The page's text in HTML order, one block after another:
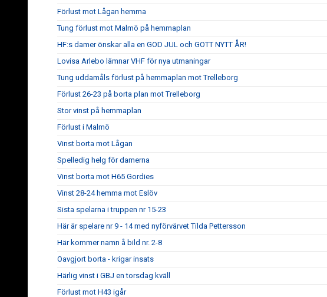
Förlust mot Lågan hemma
Tung förlust mot Malmö på hemmaplan
HF:s damer önskar alla en GOD JUL och GOTT NYTT ÅR!
Lovisa Arlebo lämnar VHF för nya utmaningar
Tung uddamåls förlust på hemmaplan mot Trelleborg
Förlust 26-23 på borta plan mot Trelleborg
Stor vinst på hemmaplan
Förlust i Malmö
Vinst borta mot Lågan
Spelledig helg för damerna
Vinst borta mot H65 Gordies
Vinst 28-24 hemma mot Eslöv
Sista spelarna i truppen nr 15-23
Här är spelare nr 9 - 14 med nyförvärvet Tilda Pettersson
Här kommer namn å bild nr. 2-8
Oavgjort borta - krigar insats
Härlig vinst i GBJ en torsdag kväll
Förlust mot H43 igår